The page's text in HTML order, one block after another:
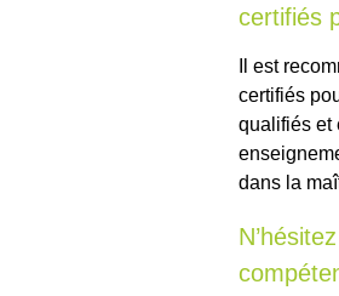
certifiés
Il est
certifiés
qualifiés et
dans la